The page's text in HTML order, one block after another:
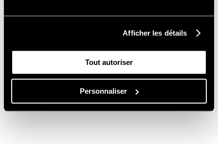
Afficher les détails
Tout autoriser
Personnaliser
Tout le champ de vision doit être couvert. Et ça
tombe bien puisque la tendance est à la lunette
La naissance du nez doit être adaptée, afin de
chausser au mieux la monture.
Les branches doivent s’ajuster derrière les oreilles.
Sur les enfants, elles sont parfois trop grandes,
mais les opticiens savent les raccourcir facilement.